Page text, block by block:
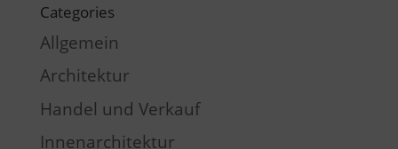
Categories
Allgemein
Architektur
Handel und Verkauf
Innenarchitektur